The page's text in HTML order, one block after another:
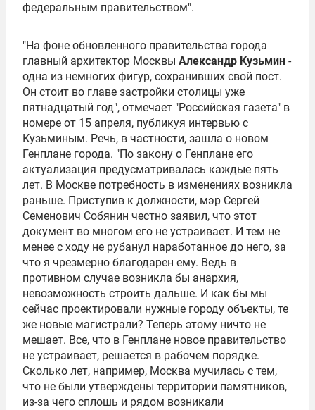
федеральным правительством".
"На фоне обновленного правительства города
главный архитектор Москвы Александр Кузьмин -
одна из немногих фигур, сохранивших свой пост.
Он стоит во главе застройки столицы уже
пятнадцатый год", отмечает "Российская газета" в
номере от 15 апреля, публикуя интервью с
Кузьминым. Речь, в частности, зашла о новом
Генплане города. "По закону о Генплане его
актуализация предусматривалась каждые пять
лет. В Москве потребность в изменениях возникла
раньше. Приступив к должности, мэр Сергей
Семенович Собянин честно заявил, что этот
документ во многом его не устраивает. И тем не
менее с ходу не рубанул наработанное до него, за
что я чрезмерно благодарен ему. Ведь в
противном случае возникла бы анархия,
невозможность строить дальше. И как бы мы
сейчас проектировали нужные городу объекты, те
же новые магистрали? Теперь этому ничто не
мешает. Все, что в Генплане новое правительство
не устраивает, решается в рабочем порядке.
Сколько лет, например, Москва мучилась с тем,
что не были утверждены территории памятников,
из-за чего сплошь и рядом возникали